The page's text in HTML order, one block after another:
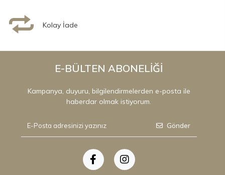
Kolay İade
E-BÜLTEN ABONELİĞİ
Kampanya, duyuru, bilgilendirmelerden e-posta ile
haberdar olmak istiyorum.
Gönder